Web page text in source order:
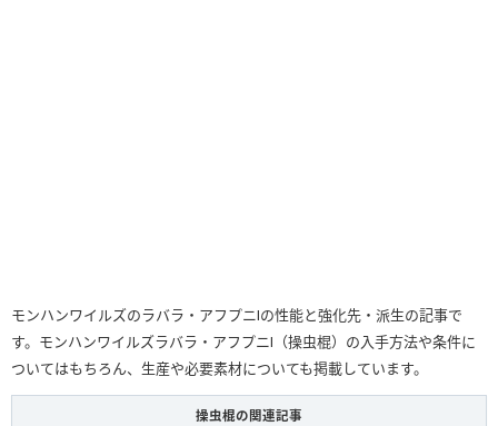
モンハンワイルズのラバラ・アフプニⅠの性能と強化先・派生の記事で
す。モンハンワイルズラバラ・アフプニⅠ（操虫棍）の入手方法や条件に
ついてはもちろん、生産や必要素材についても掲載しています。
操虫棍の関連記事